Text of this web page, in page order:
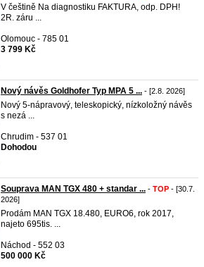
V češtině Na diagnostiku FAKTURA, odp. DPH!
2R. záru ...
Olomouc - 785 01
3 799 Kč
Nový návěs Goldhofer Typ MPA 5 ... - [2.8. 2026]
Nový 5-nápravový, teleskopický, nízkoložný návěs
s nezá ...
Chrudim - 537 01
Dohodou
Souprava MAN TGX 480 + standar ... - TOP - [30.7.
2026]
Prodám MAN TGX 18.480, EURO6, rok 2017,
najeto 695tis. ...
Náchod - 552 03
500 000 Kč